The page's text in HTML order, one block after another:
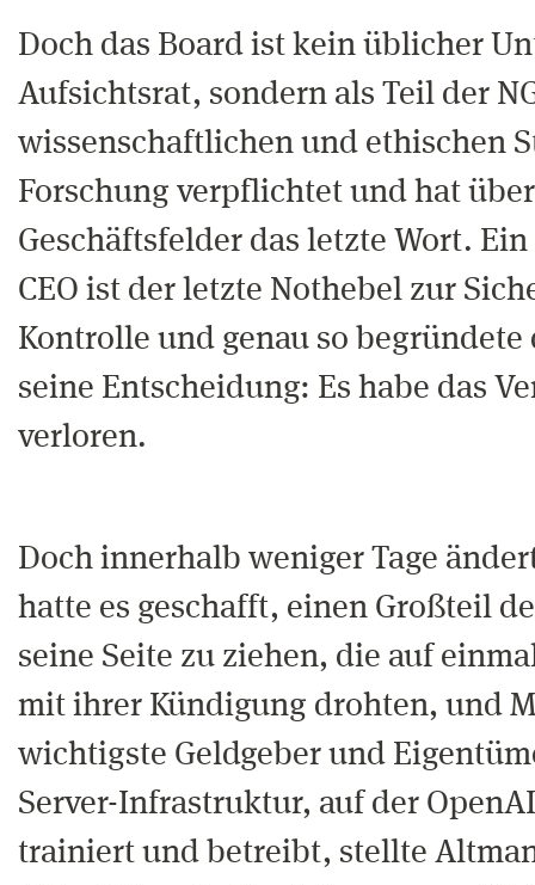
Doch das Board ist kein üblicher
Aufsichtsrat, sondern als Teil der
wissenschaftlichen und ethischen
Forschung verpflichtet und hat
Geschäftsfelder das letzte Wort. Ein
CEO ist der letzte Nothebel zur
Kontrolle und genau so begründete
seine Entscheidung: Es habe das
verloren.
Doch innerhalb weniger Tage
hatte es geschafft, einen Großteil
seine Seite zu ziehen, die auf
mit ihrer Kündigung drohten, und
wichtigste Geldgeber und
Server-Infrastruktur, auf der
trainiert und betreibt, stellte